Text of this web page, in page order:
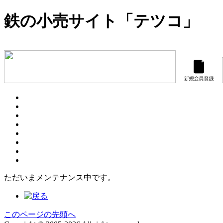
鉄の小売サイト「テツコ」
ただいまメンテナンス中です。
このページの先頭へ